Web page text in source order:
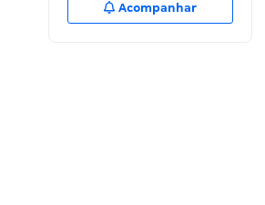
Acompanhar